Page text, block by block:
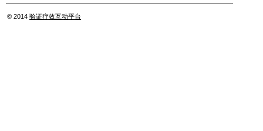
© 2014 验证疗效互动平台